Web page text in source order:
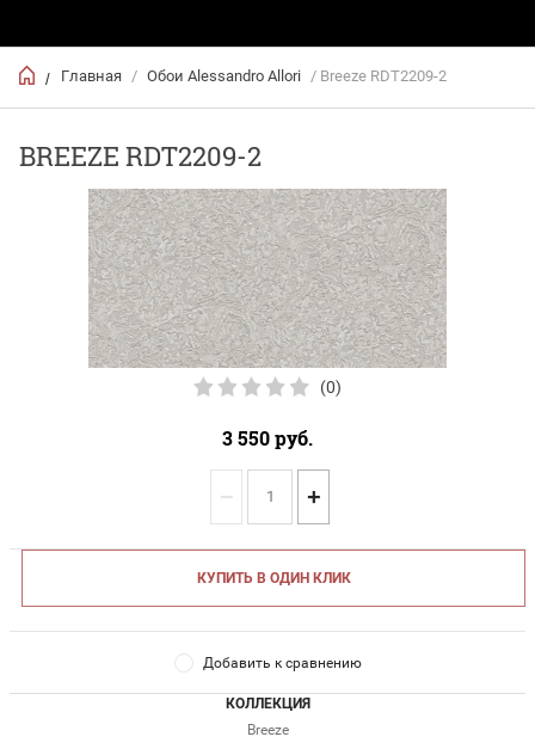
/ Главная / Обои Alessandro Allori / Breeze RDT2209-2
BREEZE RDT2209-2
(0)
3 550руб.
− +
КУПИТЬ В ОДИН КЛИК
Добавить к сравнению
КОЛЛЕКЦИЯ
Breeze